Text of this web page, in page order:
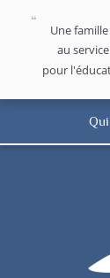
Une
au
pour